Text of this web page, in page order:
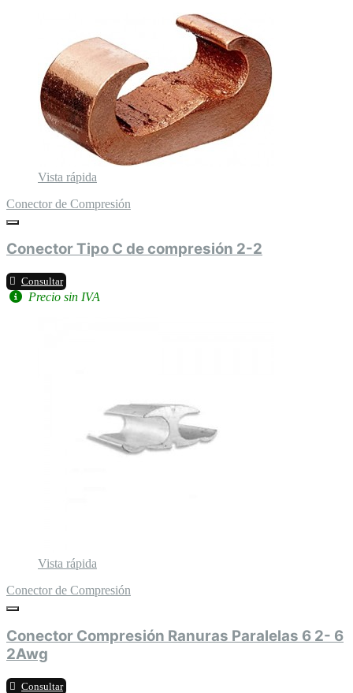
Vista rápida
Conector de Compresión
Conector Tipo C de compresión 2-2
Consultar
Precio sin IVA
Vista rápida
Conector de Compresión
Conector Compresión Ranuras Paralelas 6 2- 6
2Awg
Consultar